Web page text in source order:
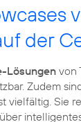
der
Lösungen von
Zudem
vielfältig. Sie